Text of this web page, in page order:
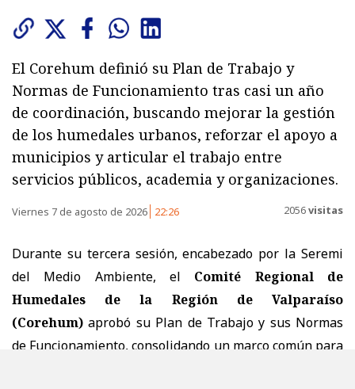
El Corehum definió su Plan de Trabajo y
Normas de Funcionamiento tras casi un año
de coordinación, buscando mejorar la gestión
de los humedales urbanos, reforzar el apoyo a
municipios y articular el trabajo entre
servicios públicos, academia y organizaciones.
Viernes 7 de agosto de 2026 22:26 2056visitas
Durante su tercera sesión, encabezado por la Seremi
del Medio Ambiente, el
Comité Regional de
Humedales de la Región de Valparaíso
(Corehum) aprobó su Plan de Trabajo y sus Normas
de Funcionamiento, consolidando un marco común para